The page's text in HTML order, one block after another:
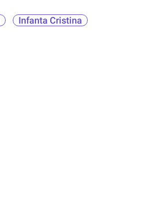
Infanta Cristina